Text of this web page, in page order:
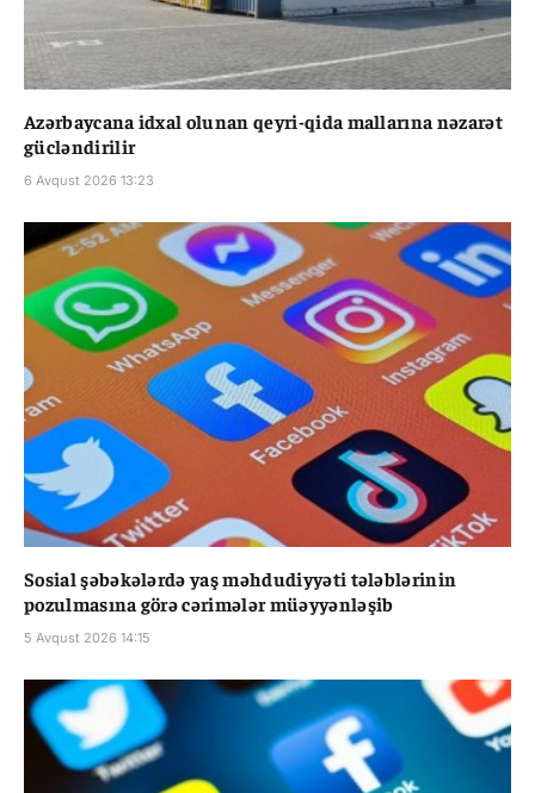
Azərbaycana idxal olunan qeyri-qida mallarına nəzarət
gücləndirilir
6 Avqust 2026 13:23
Sosial şəbəkələrdə yaş məhdudiyyəti tələblərinin
pozulmasına görə cərimələr müəyyənləşib
5 Avqust 2026 14:15